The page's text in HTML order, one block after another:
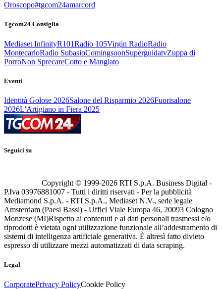
Oroscopo#tgcom24amarcord
Tgcom24 Consiglia
Mediaset InfinityR101Radio 105Virgin RadioRadio
MontecarloRadio SubasioComingsoonSuperguidatvZuppa di
PorroNon SprecareCotto e Mangiato
Eventi
Identità Golose 2026Salone del Risparmio 2026Fuorisalone
2026L'Artigiano in Fiera 2025
Seguici su
Copyright © 1999-2026 RTI S.p.A. Business Digital -
P.Iva 03976881007 - Tutti i diritti riservati - Per la pubblicità
Mediamond S.p.A. - RTI S.p.A., Mediaset N.V., sede legale
Amsterdam (Paesi Bassi) - Uffici Viale Europa 46, 20093 Cologno
Monzese (MI)Rispetto ai contenuti e ai dati personali trasmessi e/o
riprodotti è vietata ogni utilizzazione funzionale all’addestramento di
sistemi di intelligenza artificiale generativa. È altresì fatto divieto
espresso di utilizzare mezzi automatizzati di data scraping.
Legal
CorporatePrivacy PolicyCookie Policy